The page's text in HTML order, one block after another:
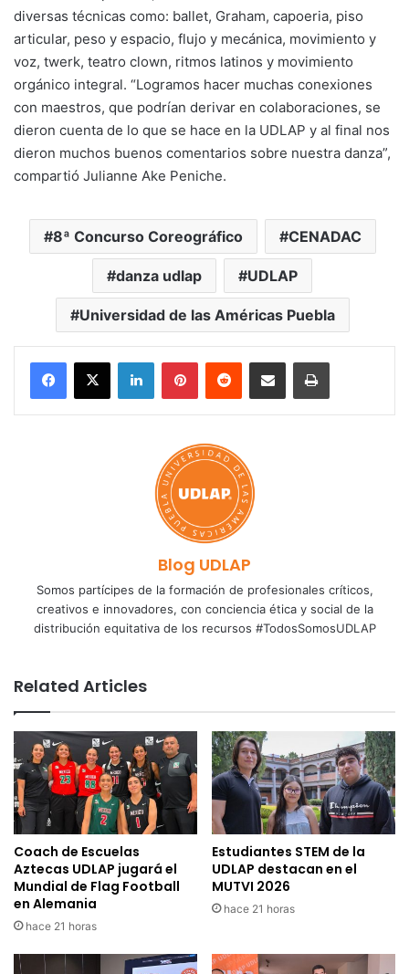
diversas técnicas como: ballet, Graham, capoeria, piso
articular, peso y espacio, flujo y mecánica, movimiento y
voz, twerk, teatro clown, ritmos latinos y movimiento
orgánico integral. “Logramos hacer muchas conexiones
con maestros, que podrían derivar en colaboraciones, se
dieron cuenta de lo que se hace en la UDLAP y al final nos
dieron muchos buenos comentarios sobre nuestra danza”,
compartió Julianne Ake Peniche.
8ª Concurso Coreográfico CENADAC
danza udlap UDLAP
Universidad de las Américas Puebla
LinkedInPinterestReddit Share via Email Print
Blog UDLAP
Somos partícipes de la formación de profesionales críticos,
creativos e innovadores, con conciencia ética y social de la
distribución equitativa de los recursos #TodosSomosUDLAP
Related Articles
Coach de Escuelas
Aztecas UDLAP jugará el
Mundial de Flag Football
en Alemania
hace 21 horas
Estudiantes STEM de la
UDLAP destacan en el
MUTVI 2026
hace 21 horas